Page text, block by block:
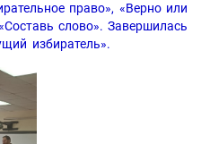
право», «Верно или
слово». Завершилась
избиратель».